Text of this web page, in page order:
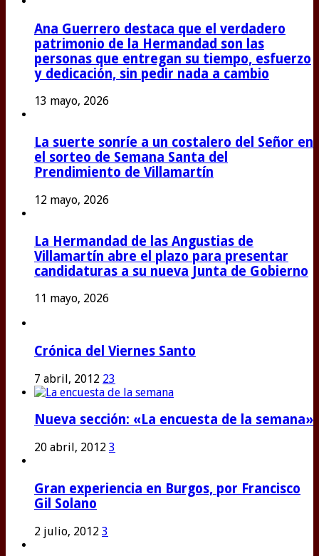
Ana Guerrero destaca que el verdadero
patrimonio de la Hermandad son las
personas que entregan su tiempo, esfuerzo
y dedicación, sin pedir nada a cambio
13 mayo, 2026
La suerte sonríe a un costalero del Señor en
el sorteo de Semana Santa del
Prendimiento de Villamartín
12 mayo, 2026
La Hermandad de las Angustias de
Villamartín abre el plazo para presentar
candidaturas a su nueva Junta de Gobierno
11 mayo, 2026
Crónica del Viernes Santo
7 abril, 2012 23
Nueva sección: «La encuesta de la semana»
20 abril, 2012 3
Gran experiencia en Burgos, por Francisco
Gil Solano
2 julio, 2012 3